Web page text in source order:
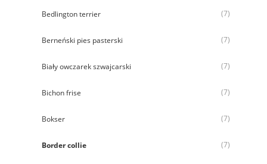
Bedlington terrier (7)
Berneński pies pasterski (7)
Biały owczarek szwajcarski (7)
Bichon frise (7)
Bokser (7)
Border collie (7)